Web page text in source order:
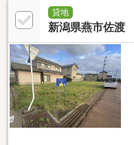
貸地
新潟県燕市佐渡